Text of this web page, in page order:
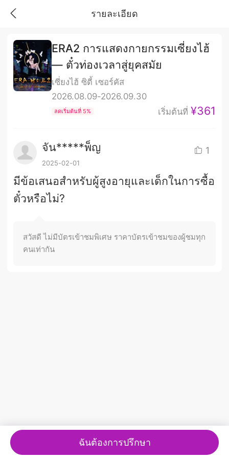
รายละเอียด
ERA2 การแสดงกายกรรมเซี่ยงไฮ้
— ตั๋วท่องเวลาสู่ยุคสมัย
เซี่ยงไฮ้ ซิตี้ เซอร์คัส
2026.08.09-2026.09.30
ลดเริ่มต้นที่ 5% เริ่มต้นที่ ¥361
จัน*****พ็ญ
2025-02-01
1
มีข้อเสนอสำหรับผู้สูงอายุและเด็กในการซื้อ
ตั๋วหรือไม่?
สวัสดี ไม่มีบัตรเข้าชมพิเศษ ราคาบัตรเข้าชมของผู้ชมทุก
คนเท่ากัน
ฉันต้องการปรึกษา